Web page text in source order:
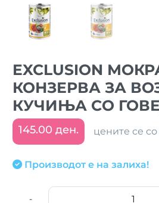
EXCLUSION
КОНЗЕРВА ЗА
КУЧИЊА СО
145.00 ден. цените се
Производот е на залиха!
-